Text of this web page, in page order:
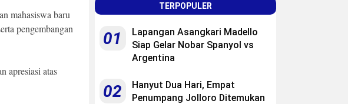
mahasiswa baru
pengembangan
apresiasi atas
TERPOPULER
01
Lapangan Asangkari Madello
Siap Gelar Nobar Spanyol vs
Argentina
02
Hanyut Dua Hari, Empat
Penumpang Jolloro Ditemukan